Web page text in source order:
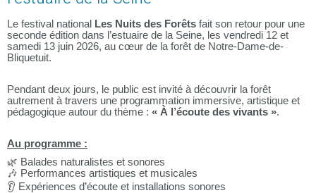
Le festival national Les Nuits des Forêts fait son retour pour une
seconde édition dans l’estuaire de la Seine, les vendredi 12 et
samedi 13 juin 2026, au cœur de la forêt de Notre-Dame-de-
Bliquetuit.
Pendant deux jours, le public est invité à découvrir la forêt
autrement à travers une programmation immersive, artistique et
pédagogique autour du thème : « À l’écoute des vivants ».
Au programme :
🌿 Balades naturalistes et sonores
🎶 Performances artistiques et musicales
👂 Expériences d’écoute et installations sonores